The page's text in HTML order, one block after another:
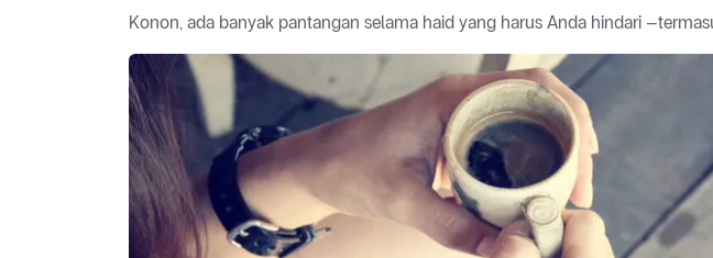
Konon, ada banyak pantangan selama haid yang harus Anda hindari